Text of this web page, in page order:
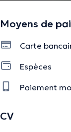
La description a été
Moyens de
Carte
Espèces
Paiement
CV